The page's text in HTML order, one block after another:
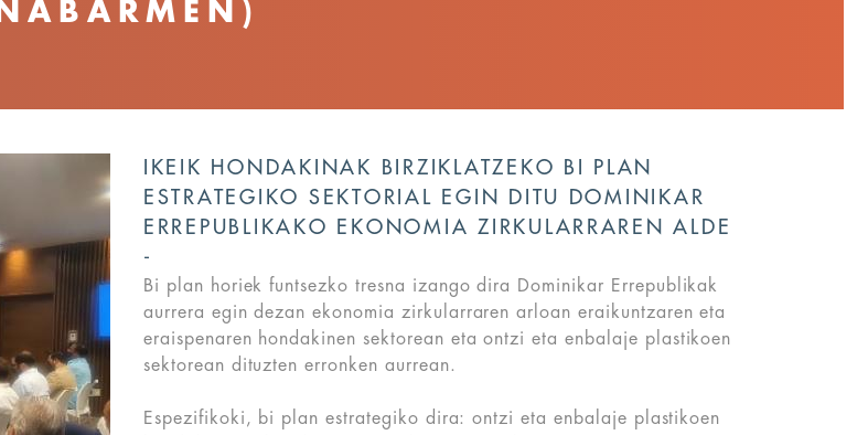
NABARMEN)
IKEIK HONDAKINAK BIRZIKLATZEKO BI PLAN
ESTRATEGIKO SEKTORIAL EGIN DITU DOMINIKAR
ERREPUBLIKAKO EKONOMIA ZIRKULARRAREN ALDE
Bi plan horiek funtsezko tresna izango dira Dominikar Errepublikak
aurrera egin dezan ekonomia zirkularraren arloan eraikuntzaren eta
eraispenaren hondakinen sektorean eta ontzi eta enbalaje plastikoen
sektorean dituzten erronken aurrean.
Espezifikoki, bi plan estrategiko dira: ontzi eta enbalaje plastikoen